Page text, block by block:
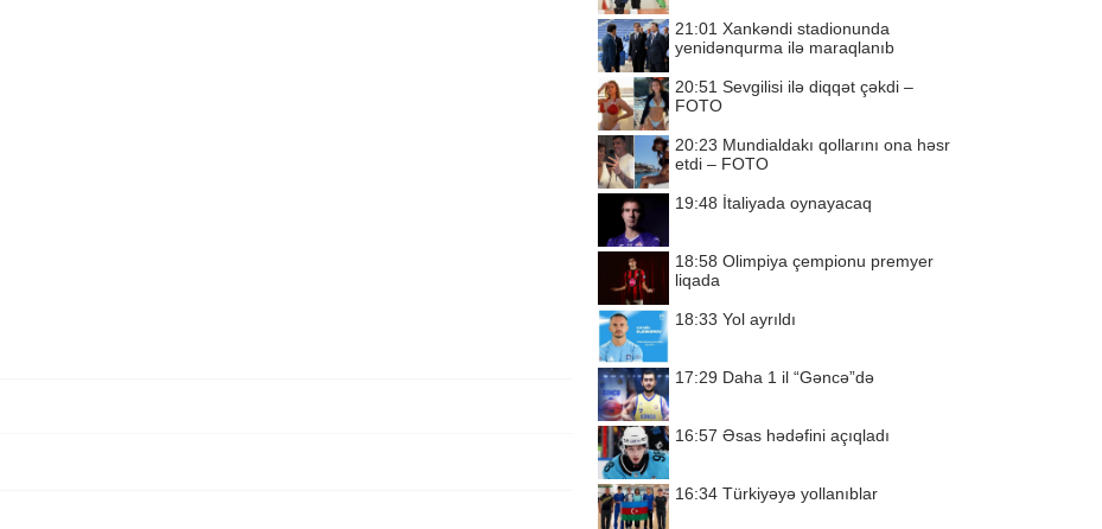
21:01 Xankəndi stadionunda
yenidənqurma ilə maraqlanıb
20:51 Sevgilisi ilə diqqət çəkdi –
FOTO
20:23 Mundialdakı qollarını ona həsr
etdi – FOTO
19:48 İtaliyada oynayacaq
18:58 Olimpiya çempionu premyer
liqada
18:33 Yol ayrıldı
17:29 Daha 1 il “Gəncə”də
16:57 Əsas hədəfini açıqladı
16:34 Türkiyəyə yollanıblar